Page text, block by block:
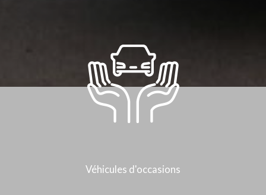
Véhicules d'occasions